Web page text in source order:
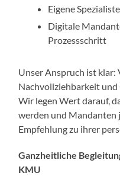
Eigene
Digitale
Prozessschritt
Unser Anspruch ist klar:
Nachvollziehbarkeit
Wir legen Wert darauf,
werden und Mandanten
Empfehlung zu ihrer
Ganzheitliche
KMU